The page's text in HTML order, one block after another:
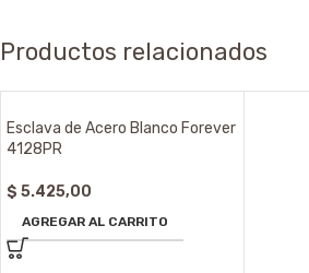
Productos relacionados
Esclava de Acero Blanco Forever
4128PR
$ 5.425,00
AGREGAR AL CARRITO